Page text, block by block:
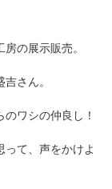
房の展示販売。
さん。
ワシの仲良し！
って、声をかけよ